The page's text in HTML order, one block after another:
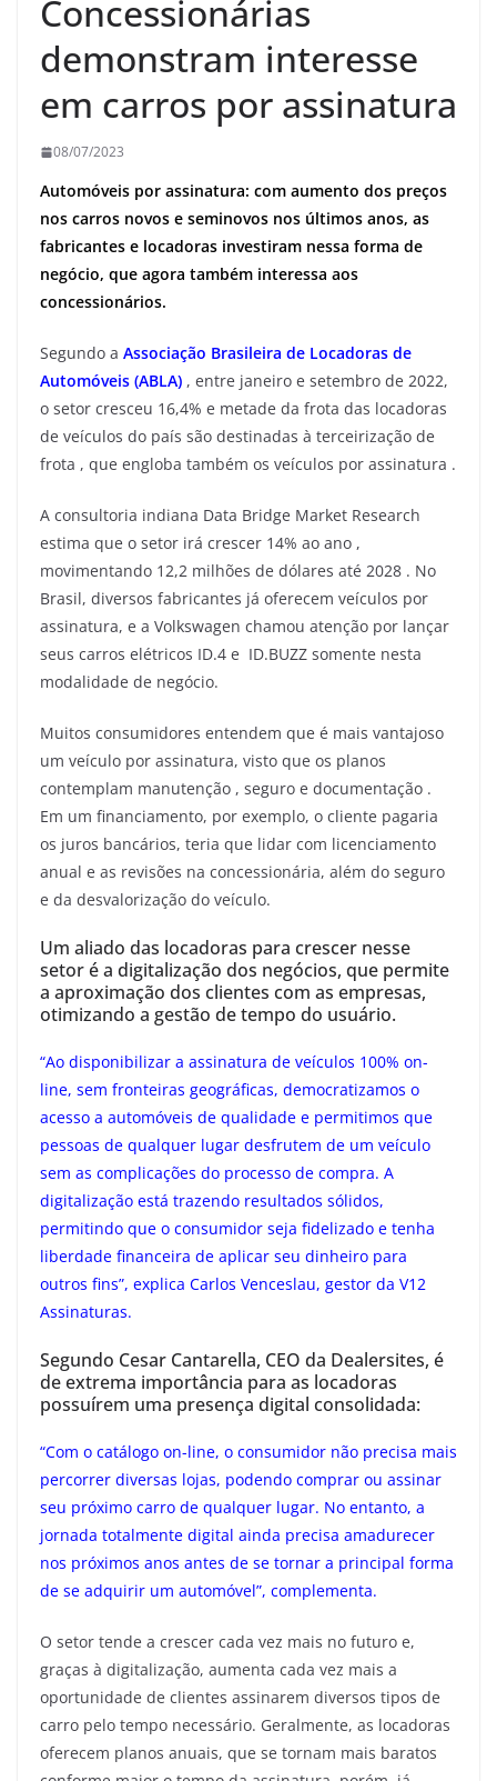
Concessionárias
demonstram interesse
em carros por assinatura
08/07/2023
Automóveis por assinatura: com aumento dos preços
nos carros novos e seminovos nos últimos anos, as
fabricantes e locadoras investiram nessa forma de
negócio, que agora também interessa aos
concessionários.
Segundo a Associação Brasileira de Locadoras de
Automóveis (ABLA) , entre janeiro e setembro de 2022,
o setor cresceu 16,4% e metade da frota das locadoras
de veículos do país são destinadas à terceirização de
frota , que engloba também os veículos por assinatura .
A consultoria indiana Data Bridge Market Research
estima que o setor irá crescer 14% ao ano ,
movimentando 12,2 milhões de dólares até 2028 . No
Brasil, diversos fabricantes já oferecem veículos por
assinatura, e a Volkswagen chamou atenção por lançar
seus carros elétricos ID.4 e ID.BUZZ somente nesta
modalidade de negócio.
Muitos consumidores entendem que é mais vantajoso
um veículo por assinatura, visto que os planos
contemplam manutenção , seguro e documentação .
Em um financiamento, por exemplo, o cliente pagaria
os juros bancários, teria que lidar com licenciamento
anual e as revisões na concessionária, além do seguro
e da desvalorização do veículo.
Um aliado das locadoras para crescer nesse
setor é a digitalização dos negócios, que permite
a aproximação dos clientes com as empresas,
otimizando a gestão de tempo do usuário.
“Ao disponibilizar a assinatura de veículos 100% on-
line, sem fronteiras geográficas, democratizamos o
acesso a automóveis de qualidade e permitimos que
pessoas de qualquer lugar desfrutem de um veículo
sem as complicações do processo de compra. A
digitalização está trazendo resultados sólidos,
permitindo que o consumidor seja fidelizado e tenha
liberdade financeira de aplicar seu dinheiro para
outros fins”, explica Carlos Venceslau, gestor da V12
Assinaturas.
Segundo Cesar Cantarella, CEO da Dealersites, é
de extrema importância para as locadoras
possuírem uma presença digital consolidada:
“Com o catálogo on-line, o consumidor não precisa mais
percorrer diversas lojas, podendo comprar ou assinar
seu próximo carro de qualquer lugar. No entanto, a
jornada totalmente digital ainda precisa amadurecer
nos próximos anos antes de se tornar a principal forma
de se adquirir um automóvel”, complementa.
O setor tende a crescer cada vez mais no futuro e,
graças à digitalização, aumenta cada vez mais a
oportunidade de clientes assinarem diversos tipos de
carro pelo tempo necessário. Geralmente, as locadoras
oferecem planos anuais, que se tornam mais baratos